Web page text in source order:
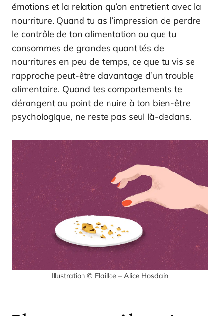
émotions et la relation qu’on entretient avec la
nourriture. Quand tu as l’impression de perdre
le contrôle de ton alimentation ou que tu
consommes de grandes quantités de
nourritures en peu de temps, ce que tu vis se
rapproche peut-être davantage d’un trouble
alimentaire. Quand tes comportements te
dérangent au point de nuire à ton bien-être
psychologique, ne reste pas seul là-dedans.
Illustration © Elaillce – Alice Hosdain